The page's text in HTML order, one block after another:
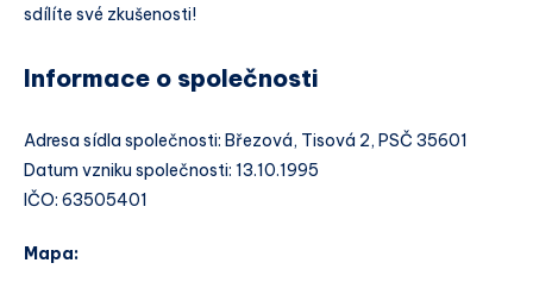
sdílíte své zkušenosti!
Informace o společnosti
Adresa sídla společnosti: Březová, Tisová 2, PSČ 35601
Datum vzniku společnosti: 13.10.1995
IČO: 63505401
Mapa: